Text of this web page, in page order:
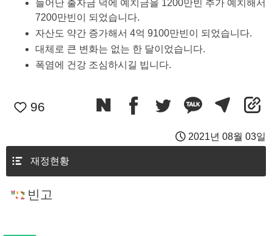
늘어난 출자금 덕에 예치금을 1200만빈 추가 예치해서
7200만빈이 되었습니다.
자산도 약간 증가해서 4억 9100만빈이 되었습니다.
대체로 큰 변화는 없는 한 달이었습니다.
폭염에 건강 조심하시길 빕니다.
96
2021년 08월 03일
재정현황
빈고